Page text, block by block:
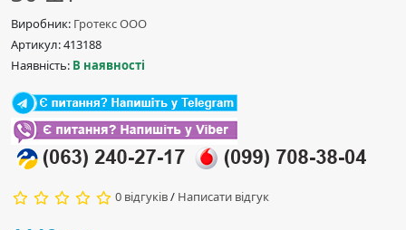
Виробник: Гротекс ООО
Артикул: 413188
Наявність: В наявності
0 відгуків/ Написати відгук